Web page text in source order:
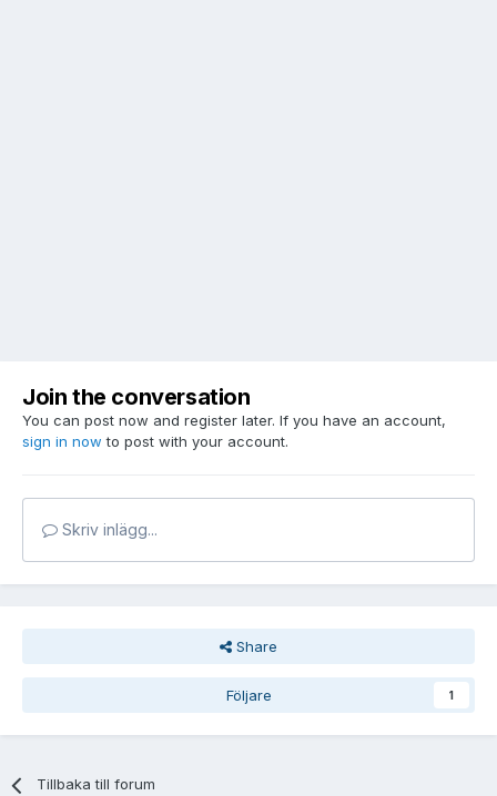
Join the conversation
You can post now and register later. If you have an account,
sign in now to post with your account.
Skriv inlägg...
Share
Följare 1
Tillbaka till forum